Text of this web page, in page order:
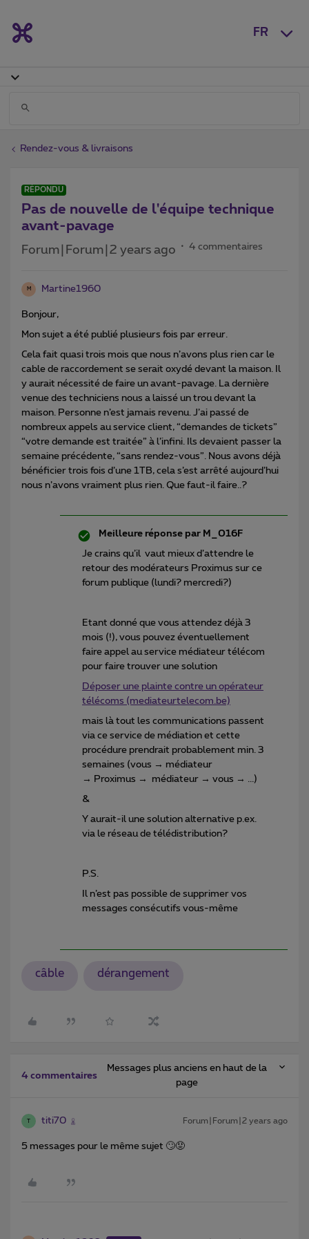
FR
Rendez-vous & livraisons
RÉPONDU
Pas de nouvelle de l'équipe technique
avant-pavage
Forum|Forum|2 years ago 4 commentaires
M Martine1960
Bonjour,
Mon sujet a été publié plusieurs fois par erreur.
Cela fait quasi trois mois que nous n’avons plus rien car le
cable de raccordement se serait oxydé devant la maison. Il
y aurait nécessité de faire un avant-pavage. La dernière
venue des techniciens nous a laissé un trou devant la
maison. Personne n’est jamais revenu. J’ai passé de
nombreux appels au service client, “demandes de tickets”
“votre demande est traitée” à l’infini. Ils devaient passer la
semaine précédente, “sans rendez-vous”. Nous avons déjà
bénéficier trois fois d’une 1TB, cela s’est arrêté aujourd’hui
nous n’avons vraiment plus rien. Que faut-il faire..?
Meilleure réponse par M_016F
Je crains qu’il vaut mieux d’attendre le
retour des modérateurs Proximus sur ce
forum publique (lundi? mercredi?)
Etant donné que vous attendez déjà 3
mois (!), vous pouvez éventuellement
faire appel au service médiateur télécom
pour faire trouver une solution
Déposer une plainte contre un opérateur
télécoms (mediateurtelecom.be)
mais là tout les communications passent
via ce service de médiation et cette
procédure prendrait probablement min. 3
semaines (vous → médiateur
→ Proximus → médiateur → vous → ...)
&
Y aurait-il une solution alternative p.ex.
via le réseau de télédistribution?
P.S.
Il n’est pas possible de supprimer vos
messages consécutifs vous-même
câble dérangement
4 commentaires
Messages plus anciens en haut de la
page
T titi70 Forum|Forum|2 years ago
5 messages pour le même sujet 🙄😡